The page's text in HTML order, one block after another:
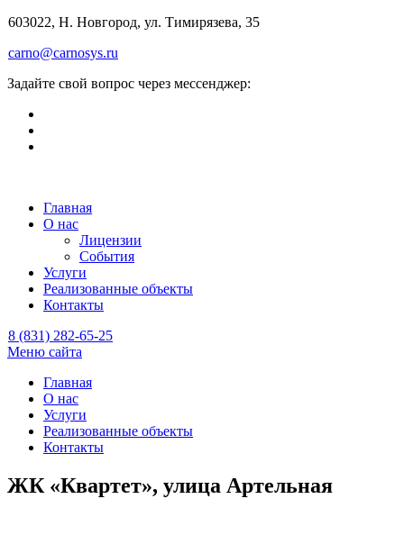
603022, Н. Новгород, ул. Тимирязева, 35
carno@carnosys.ru
Задайте свой вопрос через мессенджер:
Главная
О нас
Лицензии
События
Услуги
Реализованные объекты
Контакты
8 (831) 282-65-25
Меню сайта
Главная
О нас
Услуги
Реализованные объекты
Контакты
ЖК «Квартет», улица Артельная